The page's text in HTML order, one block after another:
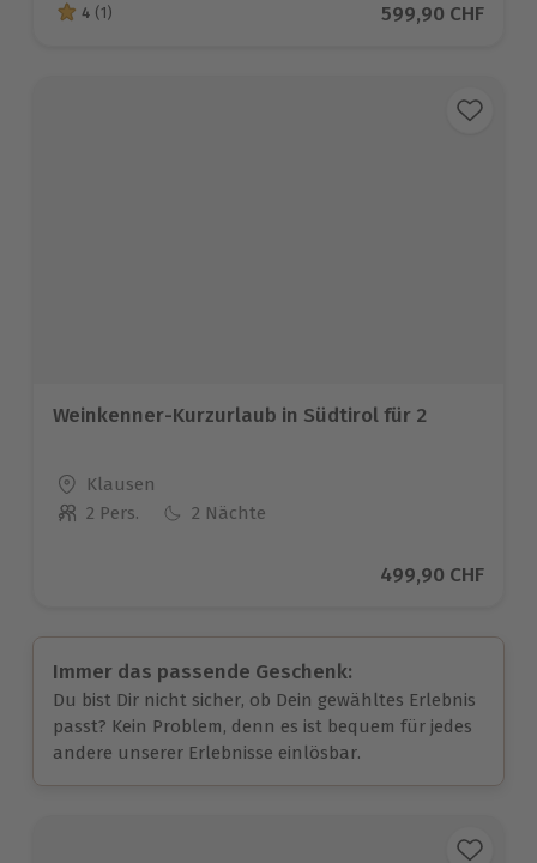
4 von 5 Sternen basierend auf 1 Bewertungen
4 (1) Aktueller Preis
599,90 CHF
Weinkenner-Kurzurlaub in Südtirol für 2
Standort
Klausen
Anzahl der Teilnehmer
2 Pers. 2 Nächte
Aktueller Preis
499,90 CHF
Immer das passende Geschenk:
Du bist Dir nicht sicher, ob Dein gewähltes Erlebnis
passt? Kein Problem, denn es ist bequem für jedes
andere unserer Erlebnisse einlösbar.